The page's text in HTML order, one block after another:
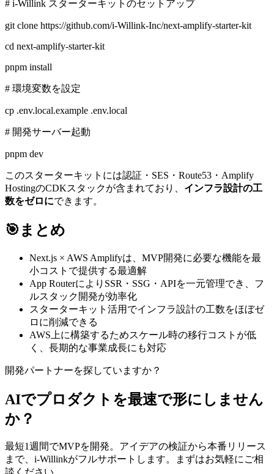
# i-Willink スターターキットのセットアップ
git clone https://github.com/i-Willink-Inc/next-amplify-starter-kit
cd next-amplify-starter-kit
pnpm install
# 環境変数を設定
cp .env.local.example .env.local
# 開発サーバー起動
pnpm dev
このスターターキットには認証・SES・Route53・Amplify
HostingのCDKスタックが含まれており、 インフラ設計の工
数をゼロにできます。
🎯 まとめ
Next.js × AWS Amplifyは、MVP開発に必要な機能を最
小コストで提供する最適解
App RouterによりSSR・SSG・APIを一元管理でき、フ
ルスタック開発が効率化
スターターキット活用でインフラ設計の工数をほぼゼ
ロに削減できる
AWS上に構築するためスケール時の移行コストが低
く、長期的な事業成長にも対応
開発パートナーを探していますか？
AIでプロダクトを最速で形にしません
か？
最短1週間でMVPを開発。アイデアの検証から本番リリース
まで、i-Willinkがフルサポートします。まずはお気軽にご相